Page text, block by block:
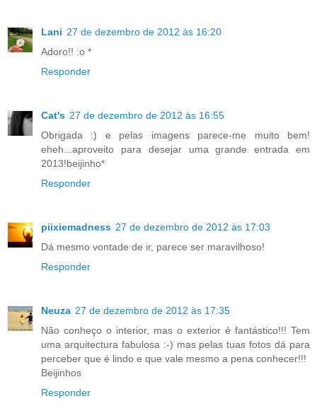
Lani 27 de dezembro de 2012 às 16:20
Adoro!! :o *
Responder
Cat's 27 de dezembro de 2012 às 16:55
Obrigada :) e pelas imagens parece-me muito bem!
eheh...aproveito para desejar uma grande entrada em
2013!beijinho*
Responder
piixiemadness 27 de dezembro de 2012 às 17:03
Dá mesmo vontade de ir, parece ser maravilhoso!
Responder
Neuza 27 de dezembro de 2012 às 17:35
Não conheço o interior, mas o exterior é fantástico!!! Tem
uma arquitectura fabulosa :-) mas pelas tuas fotos dá para
perceber que é lindo e que vale mesmo a pena conhecer!!!
Beijinhos
Responder